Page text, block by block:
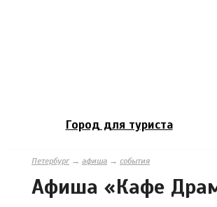
Город для туриста
Петербург→ афиша → события
Афиша «Кафе